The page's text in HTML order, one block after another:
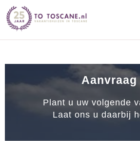
Aanvraag
Plant u uw volgende
Laat ons u daarbij